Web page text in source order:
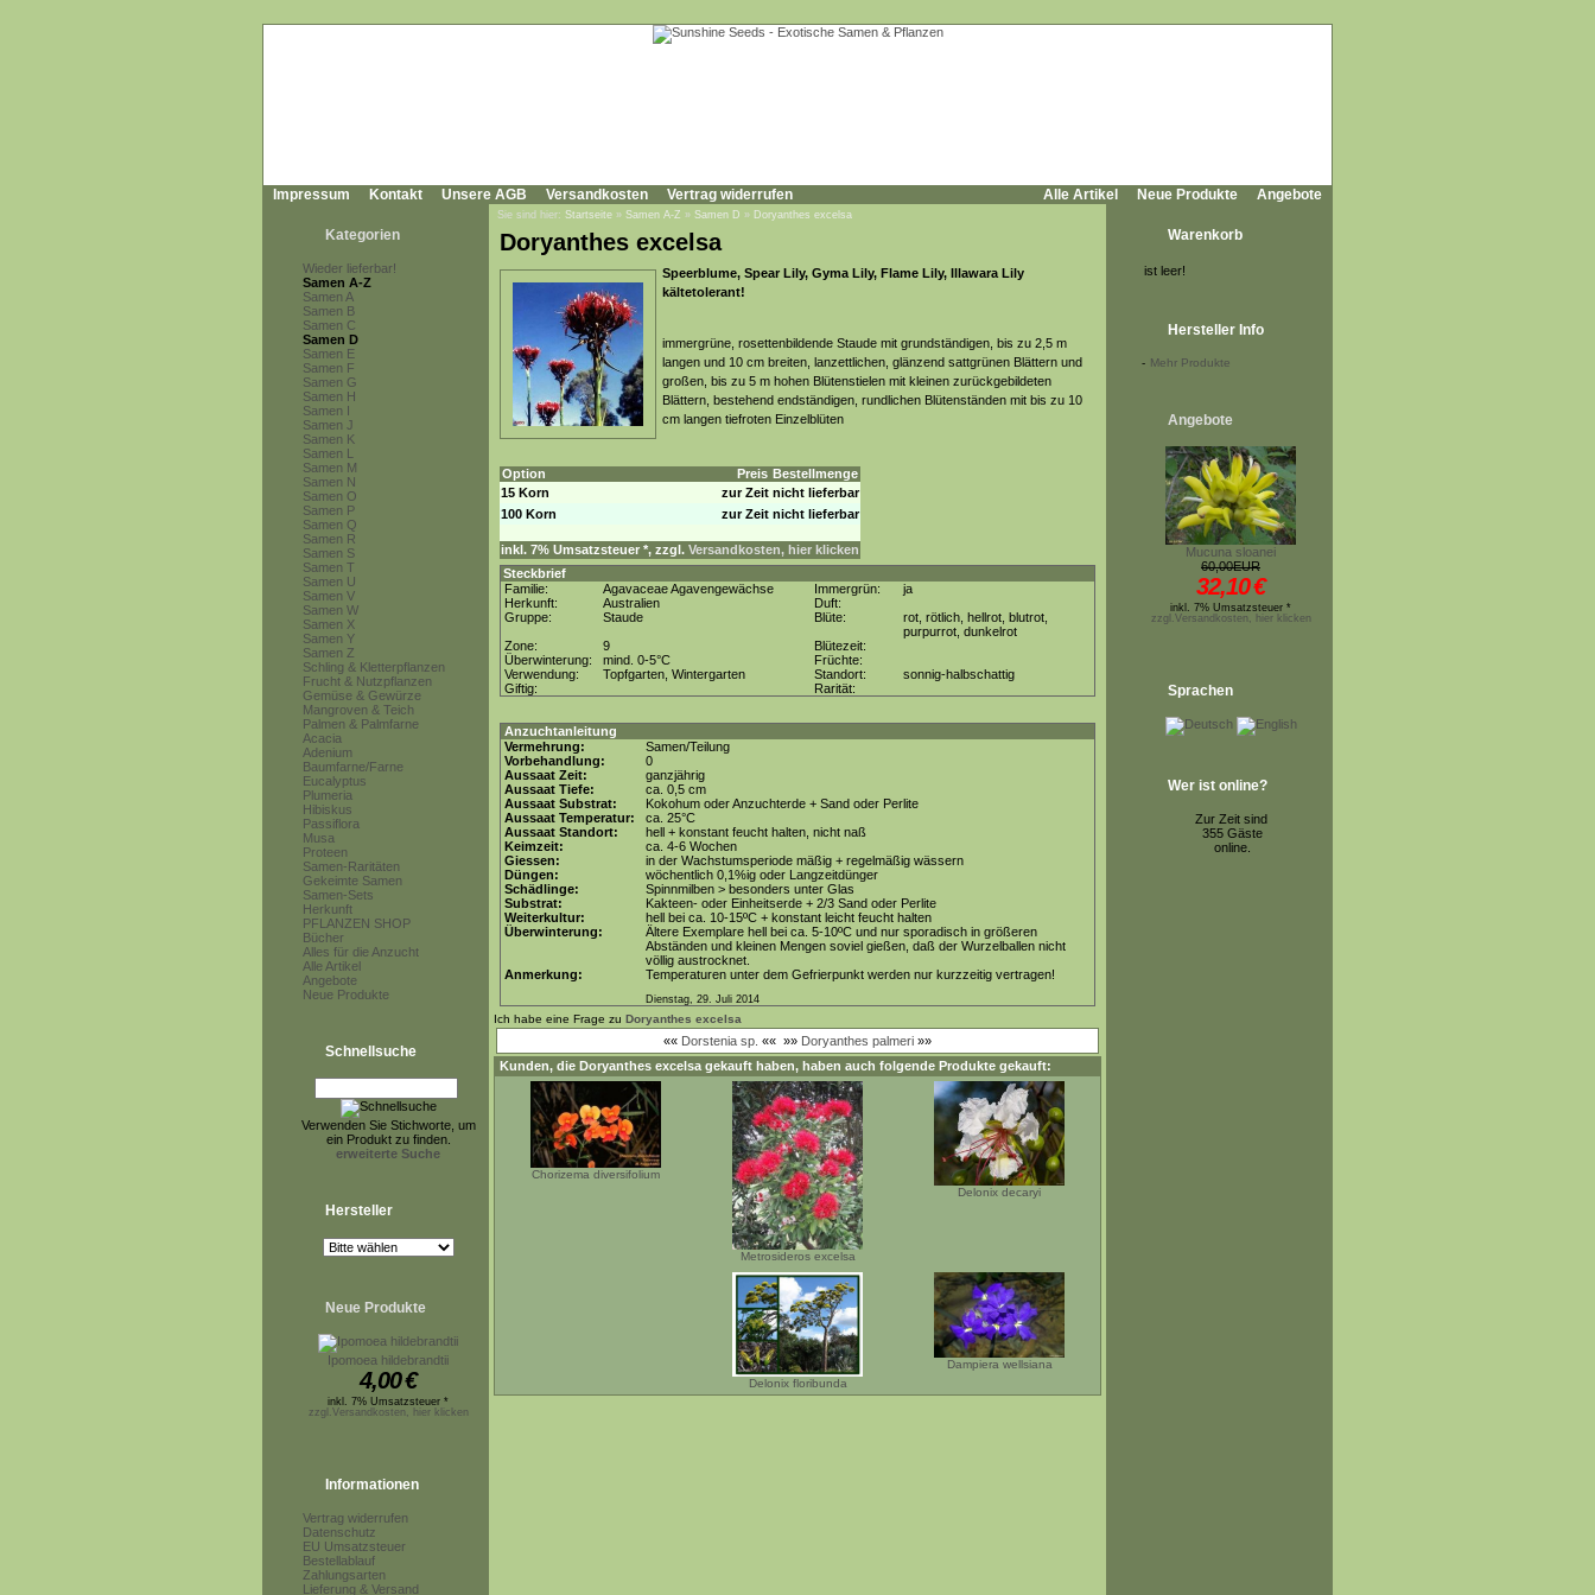
Impressum Kontakt Unsere AGB Versandkosten Vertrag widerrufen Alle Artikel Neue Produkte Angebote
Kategorien
Wieder lieferbar!
Samen A-Z
Samen A
Samen B
Samen C
Samen D
Samen E
Samen F
Samen G
Samen H
Samen I
Samen J
Samen K
Samen L
Samen M
Samen N
Samen O
Samen P
Samen Q
Samen R
Samen S
Samen T
Samen U
Samen V
Samen W
Samen X
Samen Y
Samen Z
Schling & Kletterpflanzen
Frucht & Nutzpflanzen
Gemüse & Gewürze
Mangroven & Teich
Palmen & Palmfarne
Acacia
Adenium
Baumfarne/Farne
Eucalyptus
Plumeria
Hibiskus
Passiflora
Musa
Proteen
Samen-Raritäten
Gekeimte Samen
Samen-Sets
Herkunft
PFLANZEN SHOP
Bücher
Alles für die Anzucht
Alle Artikel
Angebote
Neue Produkte
Schnellsuche
Verwenden Sie Stichworte, um
ein Produkt zu finden.
erweiterte Suche
Hersteller
Neue Produkte
Ipomoea hildebrandtii
4,00€
inkl. 7% Umsatzsteuer *
zzgl.Versandkosten, hier klicken
Informationen
Vertrag widerrufen
Datenschutz
EU Umsatzsteuer
Bestellablauf
Zahlungsarten
Lieferung & Versand
Sie sind hier: Startseite » Samen A-Z » Samen D » Doryanthes excelsa
Doryanthes excelsa
Speerblume, Spear Lily, Gyma Lily, Flame Lily, Illawara Lily
kältetolerant!
immergrüne, rosettenbildende Staude mit grundständigen, bis zu 2,5 m
langen und 10 cm breiten, lanzettlichen, glänzend sattgrünen Blättern und
großen, bis zu 5 m hohen Blütenstielen mit kleinen zurückgebildeten
Blättern, bestehend endständigen, rundlichen Blütenständen mit bis zu 10
cm langen tiefroten Einzelblüten
Option Preis Bestellmenge
15 Korn
zur Zeit nicht lieferbar
100 Korn
zur Zeit nicht lieferbar
inkl. 7% Umsatzsteuer *, zzgl. Versandkosten, hier klicken
Steckbrief
Familie:
Agavaceae Agavengewächse Immergrün:
ja
Herkunft:
Australien
Duft:
Gruppe:
Staude Blüte:
rot, rötlich, hellrot, blutrot,
purpurrot, dunkelrot
Zone:
9
Blütezeit:
Überwinterung:
mind. 0-5°C
Früchte:
Verwendung:
Topfgarten, Wintergarten Standort:
sonnig-halbschattig
Giftig:
Rarität:
Anzuchtanleitung
Vermehrung:
Samen/Teilung
Vorbehandlung:
0
Aussaat Zeit:
ganzjährig
Aussaat Tiefe:
ca. 0,5 cm
Aussaat Substrat:
Kokohum oder Anzuchterde + Sand oder Perlite
Aussaat Temperatur:
ca. 25°C
Aussaat Standort:
hell + konstant feucht halten, nicht naß
Keimzeit:
ca. 4-6 Wochen
Giessen:
in der Wachstumsperiode mäßig + regelmäßig wässern
Düngen:
wöchentlich 0,1%ig oder Langzeitdünger
Schädlinge:
Spinnmilben > besonders unter Glas
Substrat:
Kakteen- oder Einheitserde + 2/3 Sand oder Perlite
Weiterkultur:
hell bei ca. 10-15ºC + konstant leicht feucht halten
Überwinterung:
Ältere Exemplare hell bei ca. 5-10ºC und nur sporadisch in größeren
Abständen und kleinen Mengen soviel gießen, daß der Wurzelballen nicht
völlig austrocknet.
Anmerkung:
Temperaturen unter dem Gefrierpunkt werden nur kurzzeitig vertragen!
Dienstag, 29. Juli 2014
Ich habe eine Frage zu Doryanthes excelsa
«« Dorstenia sp. «« »» Doryanthes palmeri »»
Kunden, die Doryanthes excelsa gekauft haben, haben auch folgende Produkte gekauft:
Chorizema diversifolium
Metrosideros excelsa
Delonix decaryi
Delonix floribunda
Dampiera wellsiana
Warenkorb
ist leer!
Hersteller Info
- Mehr Produkte
Angebote
Mucuna sloanei
60,00EUR
32,10€
inkl. 7% Umsatzsteuer *
zzgl.Versandkosten, hier klicken
Sprachen
Wer ist online?
Zur Zeit sind
355 Gäste
online.